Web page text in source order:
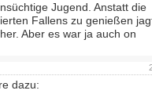
Jugend. Anstatt die
Fallens zu genießen
Aber es war ja auch on
dazu: